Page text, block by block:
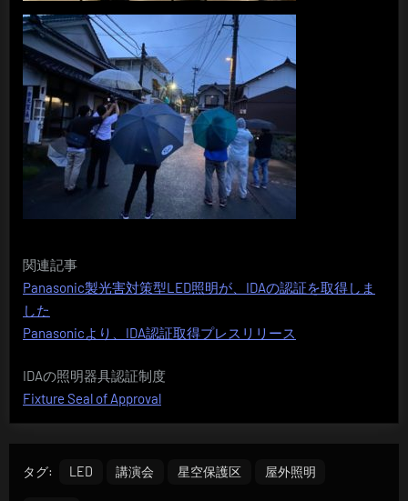
関連記事
Panasonic製光害対策型LED照明が、IDAの認証を取得しま
した
Panasonicより、IDA認証取得プレスリリース
IDAの照明器具認証制度
Fixture Seal of Approval
タグ: LED 講演会 星空保護区 屋外照明